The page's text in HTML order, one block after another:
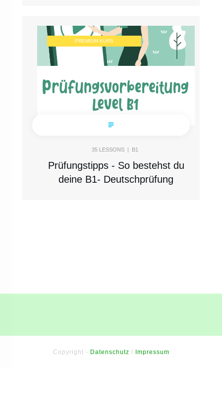
PREMIUM KURS
35 LESSONS | B1
Prüfungstipps - So bestehst du
deine B1- Deutschprüfung
Copyright - Datenschutz / Impressum